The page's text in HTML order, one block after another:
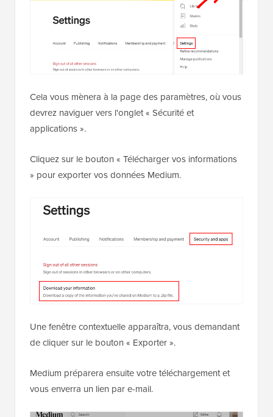
Cela vous mènera à la page des paramètres, où vous
devrez naviguer vers l'onglet « Sécurité et
applications ».
Cliquez sur le bouton « Télécharger vos informations
» pour exporter vos données Medium.
Une fenêtre contextuelle apparaîtra, vous demandant
de cliquer sur le bouton « Exporter ».
Medium préparera ensuite votre téléchargement et
vous enverra un lien par e-mail.